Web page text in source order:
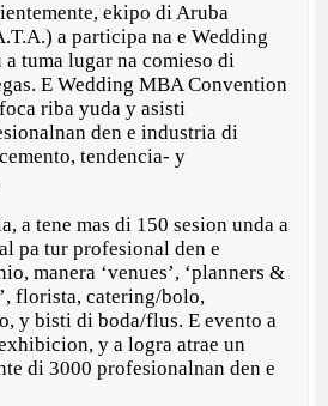
ekipo di Aruba
a participa na e Wedding
tuma lugar na comieso di
E Wedding MBA Convention
riba yuda y asisti
den e industria di
tendencia- y
a tene mas di 150 sesion unda a
pa tur profesional den e
manera ‘venues’, ‘planners &
florista, catering/bolo,
y bisti di boda/flus. E evento a
y a logra atrae un
di 3000 profesionalnan den e